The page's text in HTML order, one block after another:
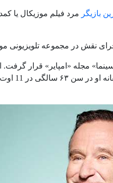
بازیگر مرد فیلم موزیکال یا
با اجرای نقش در مجموعه
مجله «امپایر» قرار گرفت.